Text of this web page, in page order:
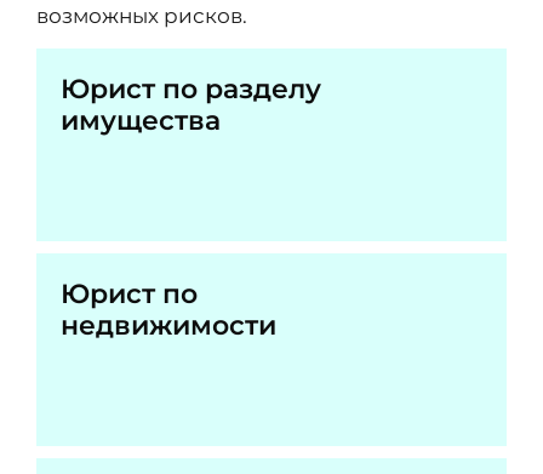
возможных рисков.
Юрист по разделу
имущества
Юрист по
недвижимости